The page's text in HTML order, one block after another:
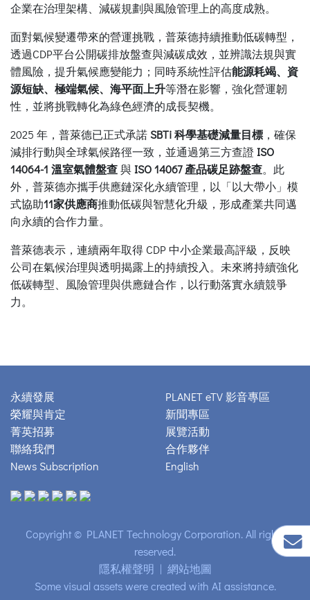
企業在治理架構、減碳規劃與風險管理上的高度成熟。
面對氣候變遷帶來的營運挑戰，普萊德持續推動低碳轉型，
透過CDP平台公開碳排放盤查與減碳成效，並辨識法規與實
體風險，提升氣候應變能力；同時系統性評估能源耗竭、資
源短缺、極端氣候、海平面上升等潛在影響，強化營運韌
性，並將挑戰轉化為綠色經濟的成長契機。
2025 年，普萊德已正式承諾SBTi 科學基礎減量目標 ，確保
減排行動與全球氣候路徑一致，並通過第三方查證 ISO
14064-1 溫室氣體盤查與ISO 14067 產品碳足跡盤查。此
外，普萊德亦攜手供應鏈深化永續管理，以「以大帶小」模
式協助11家供應商推動低碳與智慧化升級，形成產業共同邁
向永續的合作力量。
普萊德表示，連續兩年取得 CDP 中小企業最高評級，反映
公司在氣候治理與透明揭露上的持續投入。未來將持續強化
低碳轉型、風險管理與供應鏈合作，以行動落實永續競爭
力。
永續發展
榮耀與肯定
菁英招募
聯絡我們
News Subscription
PLANET eTV 影音專區
新聞專區
展覽活動
合作夥伴
English
Copyright © PLANET Technology Corporation. All rights
reserved.
隱私權聲明 | 網站地圖
Some visual assets were created with AI assistance.